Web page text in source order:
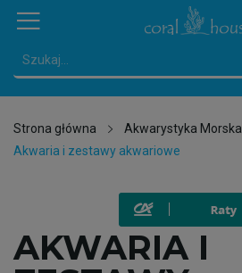
Strona główna
Akwarystyka Morska
Akwaria i zestawy akwariowe
AKWARIA I